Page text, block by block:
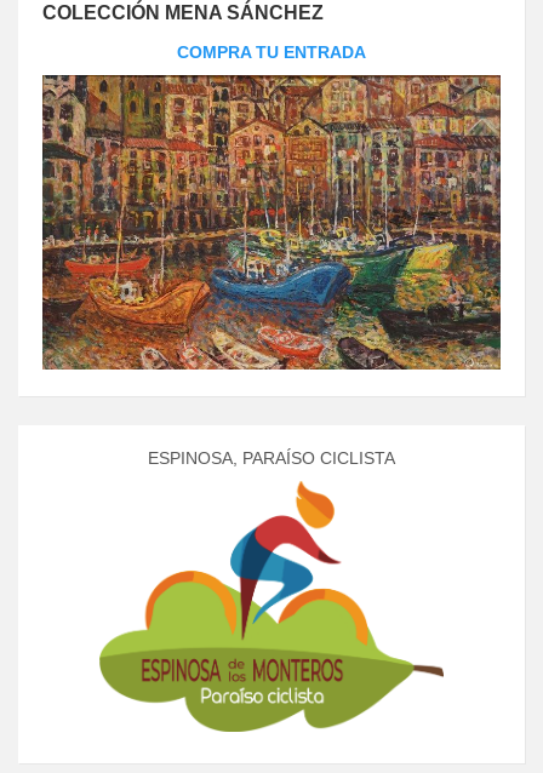
COLECCIÓN MENA SÁNCHEZ
COMPRA TU ENTRADA
ESPINOSA, PARAÍSO CICLISTA